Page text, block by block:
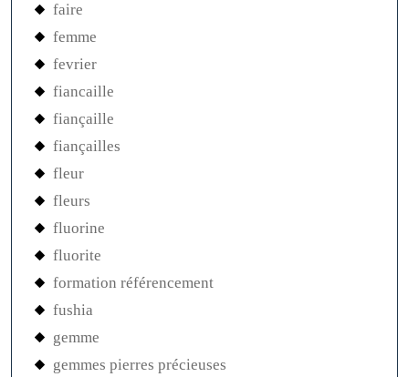
faire
femme
fevrier
fiancaille
fiançaille
fiançailles
fleur
fleurs
fluorine
fluorite
formation référencement
fushia
gemme
gemmes pierres précieuses